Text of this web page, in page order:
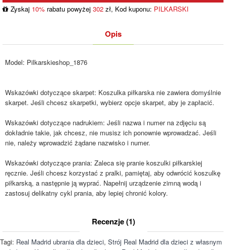
Zyskaj 10% rabatu powyżej 302 zł, Kod kuponu: PILKARSKI
Opis
Model: Pilkarskieshop_1876
Wskazówki dotyczące skarpet: Koszulka piłkarska nie zawiera domyślnie
skarpet. Jeśli chcesz skarpetki, wybierz opcje skarpet, aby je zapłacić.
Wskazówki dotyczące nadrukiem: Jeśli nazwa i numer na zdjęciu są
dokładnie takie, jak chcesz, nie musisz ich ponownie wprowadzać. Jeśli
nie, należy wprowadzić żądane nazwisko i numer.
Wskazówki dotyczące prania: Zaleca się pranie koszulki piłkarskiej
ręcznie. Jeśli chcesz korzystać z pralki, pamiętaj, aby odwrócić koszulkę
piłkarską, a następnie ją wyprać. Napełnij urządzenie zimną wodą i
zastosuj delikatny cykl prania, aby lepiej chronić kolory.
Recenzje (1)
Tagi: Real Madrid ubrania dla dzieci, Strój Real Madrid dla dzieci z własnym